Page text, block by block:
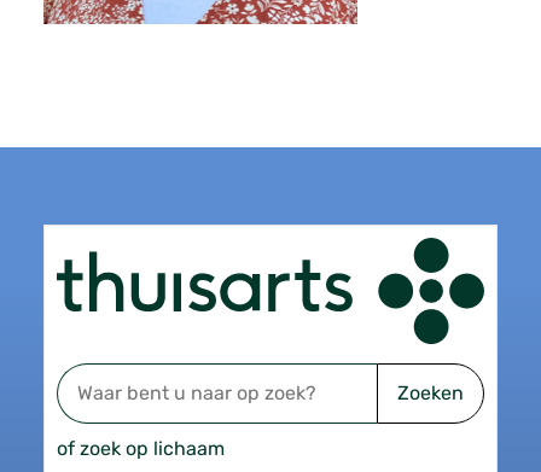
Zoeken
of zoek op lichaam